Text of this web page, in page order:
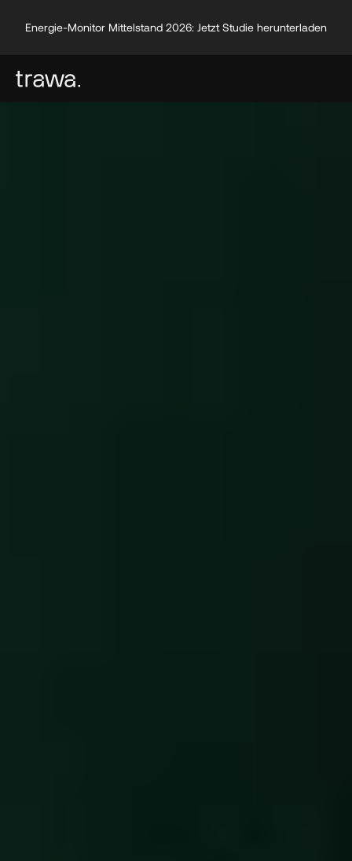
Energie-Monitor Mittelstand 2026: Jetzt Studie herunterladen
Energie-Monitor Mittelstand 2026: Jetzt Studie herunterladen